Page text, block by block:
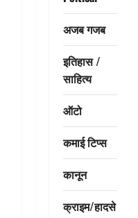
अजब गजब
इतिहास /
साहित्य
ऑटो
कमाई टिप्स
कानून
क्राइम/हादसे